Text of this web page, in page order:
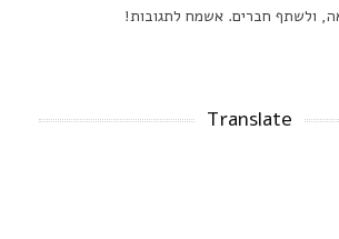
ולשתף חברים. אשמח לתגובות!
Translate